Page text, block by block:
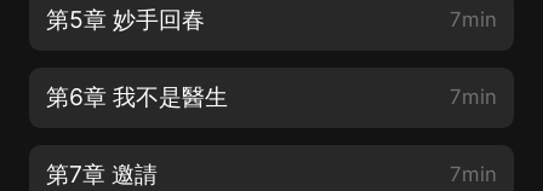
第5章 妙手回春 7min
第6章 我不是醫生 7min
第7章 邀請 7min